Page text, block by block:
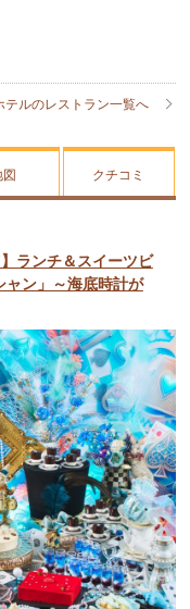
テルのレストラン一覧へ
図 クチコミ
ランチ＆スイーツビ
ャン」～海底時計が